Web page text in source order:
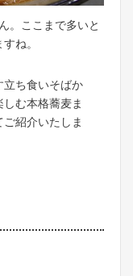
。ここまで多いと
ね。
立ち食いそばか
む本格蕎麦ま
紹介いたしま